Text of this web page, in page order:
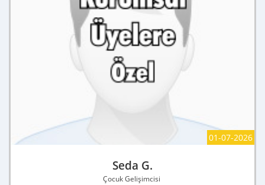
01-07-2026
Seda G.
Çocuk Gelişimcisi